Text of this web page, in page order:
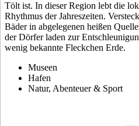
Tölt ist. In dieser Region lebt die
Rhythmus der Jahreszeiten.
Bäder in abgelegenen heißen
der Dörfer laden zur
wenig bekannte Fleckchen Erde.
Museen
Hafen
Natur, Abenteuer & Sport